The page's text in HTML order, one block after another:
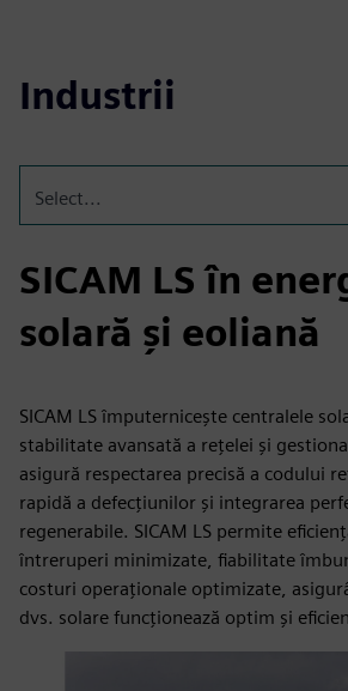
Industrii
Select...
SICAM LS în
solară și eoliană
SICAM LS împuternicește centralele
stabilitate avansată a rețelei și
asigură respectarea precisă a codului
rapidă a defecțiunilor și integrarea
regenerabile. SICAM LS permite
întreruperi minimizate, fiabilitate
costuri operaționale optimizate,
dvs. solare funcționează optim și